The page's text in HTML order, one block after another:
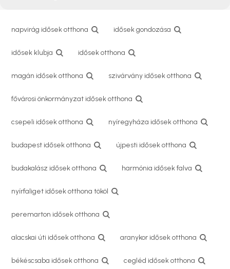
napvirág idősek otthona idősek gondozása
idősek klubja idősek otthona
magán idősek otthona szivárvány idősek otthona
fővárosi önkormányzat idősek otthona
csepeli idősek otthona nyíregyháza idősek otthona
budapest idősek otthona újpesti idősek otthona
budakalász idősek otthona harmónia idősek falva
nyírfaliget idősek otthona tököl
peremarton idősek otthona
alacskai úti idősek otthona aranykor idősek otthona
békéscsaba idősek otthona cegléd idősek otthona